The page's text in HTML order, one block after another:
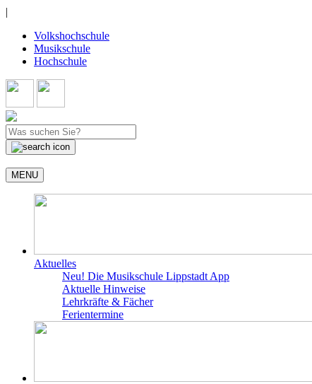
|
Volkshochschule
Musikschule
Hochschule
MENU
Aktuelles
Neu! Die Musikschule Lippstadt App
Aktuelle Hinweise
Lehrkräfte & Fächer
Ferientermine